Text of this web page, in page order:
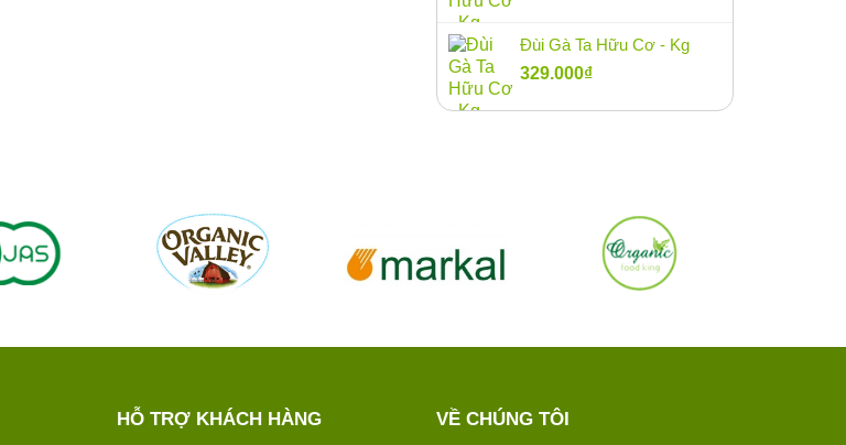
Đùi Gà Ta Hữu Cơ - Kg
329.000₫
HỖ TRỢ KHÁCH HÀNG VỀ CHÚNG TÔI